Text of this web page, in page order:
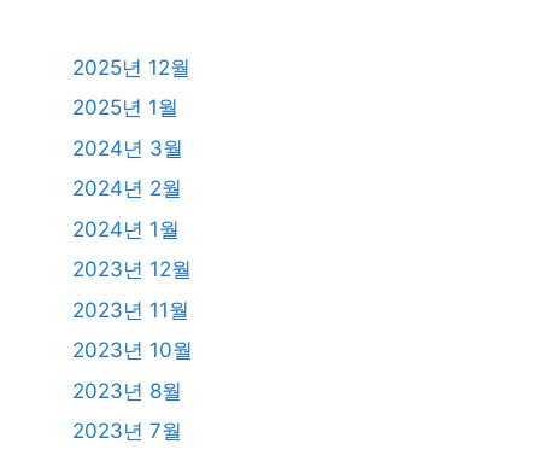
2025년 12월
2025년 1월
2024년 3월
2024년 2월
2024년 1월
2023년 12월
2023년 11월
2023년 10월
2023년 8월
2023년 7월